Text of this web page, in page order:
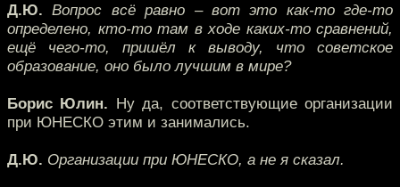
Д.Ю. Вопрос всё равно – вот это как-то где-то
определено, кто-то там в ходе каких-то сравнений,
ещё чего-то, пришёл к выводу, что советское
образование, оно было лучшим в мире?
Борис Юлин. Ну да, соответствующие организации
при ЮНЕСКО этим и занимались.
Д.Ю. Организации при ЮНЕСКО, а не я сказал.